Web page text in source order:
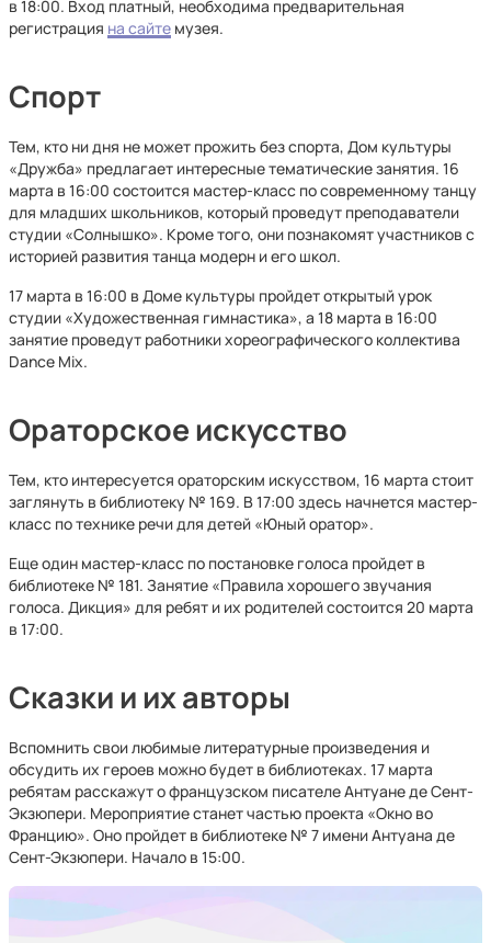
в 18:00. Вход платный, необходима предварительная
регистрация на сайте музея.
Спорт
Тем, кто ни дня не может прожить без спорта, Дом культуры
«Дружба» предлагает интересные тематические занятия. 16
марта в 16:00 состоится мастер-класс по современному танцу
для младших школьников, который проведут преподаватели
студии «Солнышко». Кроме того, они познакомят участников с
историей развития танца модерн и его школ.
17 марта в 16:00 в Доме культуры пройдет открытый урок
студии «Художественная гимнастика», а 18 марта в 16:00
занятие проведут работники хореографического коллектива
Dance Mix.
Ораторское искусство
Тем, кто интересуется ораторским искусством, 16 марта стоит
заглянуть в библиотеку № 169. В 17:00 здесь начнется мастер-
класс по технике речи для детей «Юный оратор».
Еще один мастер-класс по постановке голоса пройдет в
библиотеке № 181. Занятие «Правила хорошего звучания
голоса. Дикция» для ребят и их родителей состоится 20 марта
в 17:00.
Сказки и их авторы
Вспомнить свои любимые литературные произведения и
обсудить их героев можно будет в библиотеках. 17 марта
ребятам расскажут о французском писателе Антуане де Сент-
Экзюпери. Мероприятие станет частью проекта «Окно во
Францию». Оно пройдет в библиотеке № 7 имени Антуана де
Сент-Экзюпери. Начало в 15:00.